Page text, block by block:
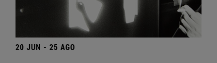
20 JUN - 25 AGO